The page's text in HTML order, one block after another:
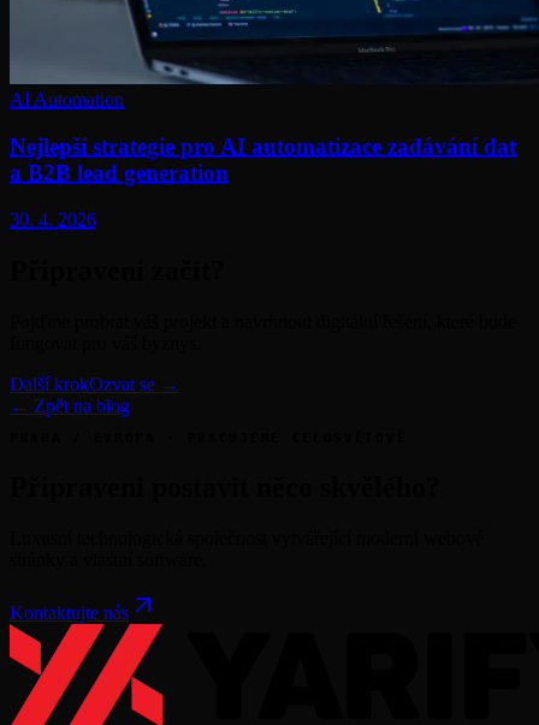
AI Automation
Nejlepší strategie pro AI automatizace zadávání dat
a B2B lead generation
30. 4. 2026
Další krokOzvat se →
← Zpět na blog
Kontaktujte nás